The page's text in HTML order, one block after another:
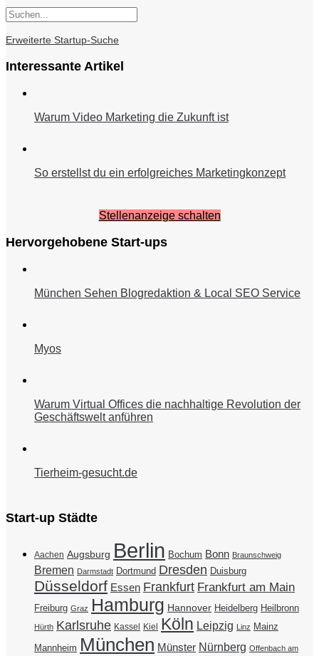
Erweiterte Startup-Suche
Interessante Artikel
Warum Video Marketing die Zukunft ist
So erstellst du ein erfolgreiches Marketingkonzept
Stellenanzeige schalten
Hervorgehobene Start-ups
München Sehen Blogredaktion & Local SEO Service
Myos
Warum Virtual Offices die nachhaltige Revolution der
Geschäftswelt anführen
Tierheim-gesucht.de
Start-up Städte
Aachen Augsburg Berlin Bochum Bonn Braunschweig
Bremen Darmstadt Dortmund Dresden Duisburg
Düsseldorf Essen Frankfurt Frankfurt am Main
Freiburg Graz Hamburg Hannover Heidelberg Heilbronn
Hürth Karlsruhe Kassel Kiel Köln Leipzig Linz Mainz
Mannheim München Münster Nürnberg Offenbach am